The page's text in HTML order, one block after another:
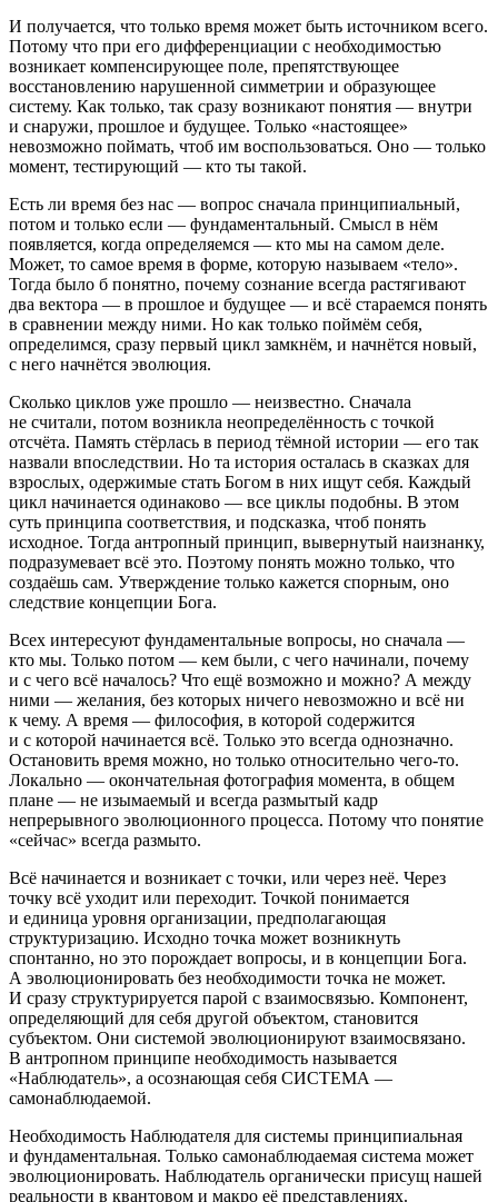
И получается, что только время может быть источником всего.
Потому что при его дифференциации с необходимостью
возникает компенсирующее поле, препятствующее
восстановлению нарушенной симметрии и образующее
систему. Как только, так сразу возникают понятия — внутри
и снаружи, прошлое и будущее. Только «настоящее»
невозможно поймать, чтоб им воспользоваться. Оно — только
момент, тестирующий — кто ты такой.
Есть ли время без нас — вопрос сначала принципиальный,
потом и только если — фундаментальный. Смысл в нём
появляется, когда определяемся — кто мы на самом деле.
Может, то самое время в форме, которую называем «тело».
Тогда было б понятно, почему сознание всегда растягивают
два вектора — в прошлое и будущее — и всё стараемся понять
в сравнении между ними. Но как только поймём себя,
определимся, сразу первый цикл замкнём, и начнётся новый,
с него начнётся эволюция.
Сколько циклов уже прошло — неизвестно. Сначала
не считали, потом возникла неопределённость с точкой
отсчёта. Память стёрлась в период тёмной истории — его так
назвали впоследствии. Но та история осталась в сказках для
взрослых, одержимые стать Богом в них ищут себя. Каждый
цикл начинается одинаково — все циклы подобны. В этом
суть принципа соответствия, и подсказка, чтоб понять
исходное. Тогда антропный принцип, вывернутый наизнанку,
подразумевает всё это. Поэтому понять можно только, что
создаёшь сам. Утверждение только кажется спорным, оно
следствие концепции Бога.
Всех интересуют фундаментальные вопросы, но сначала —
кто мы. Только потом — кем были, с чего начинали, почему
и с чего всё началось? Что ещё возможно и можно? А между
ними — желания, без которых ничего невозможно и всё ни
к чему. А время — философия, в которой содержится
и с которой начинается всё. Только это всегда однозначно.
Остановить время можно, но только относительно чего-то.
Локально — окончательная фотография момента, в общем
плане — не изымаемый и всегда размытый кадр
непрерывного эволюционного процесса. Потому что понятие
«сейчас» всегда размыто.
Всё начинается и возникает с точки, или через неё. Через
точку всё уходит или переходит. Точкой понимается
и единица уровня организации, предполагающая
структуризацию. Исходно точка может возникнуть
спонтанно, но это порождает вопросы, и в концепции Бога.
А эволюционировать без необходимости точка не может.
И сразу структурируется парой с взаимосвязью. Компонент,
определяющий для себя другой объектом, становится
субъектом. Они системой эволюционируют взаимосвязано.
В антропном принципе необходимость называется
«Наблюдатель», а осознающая себя СИСТЕМА —
самонаблюдаемой.
Необходимость Наблюдателя для системы принципиальная
и фундаментальная. Только самонаблюдаемая система может
эволюционировать. Наблюдатель органически присущ нашей
реальности в квантовом и макро её представлениях.